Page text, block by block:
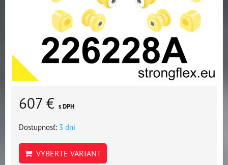
607 € s DPH
Dostupnosť: 3 dni
VYBERTE VARIANT